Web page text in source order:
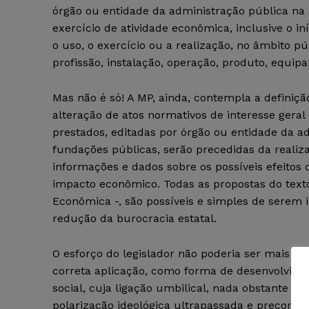
órgão ou entidade da administração pública
exercício de atividade econômica, inclusive o
o uso, o exercício ou a realização, no âmbito
profissão, instalação, operação, produto,
Mas não é só! A MP, ainda, contempla a
alteração de atos normativos de interesse
prestados, editadas por órgão ou entidade da
fundações públicas, serão precedidas da
informações e dados sobre os possíveis
impacto econômico. Todas as propostas do
Econômica -, são possíveis e simples de
redução da burocracia estatal.
O esforço do legislador não poderia ser mais
correta aplicação, como forma de
social, cuja ligação umbilical, nada obstante
polarização ideológica ultrapassada e